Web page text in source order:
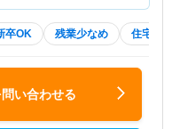
卒OK 残業少なめ 住宅手
い合わせる